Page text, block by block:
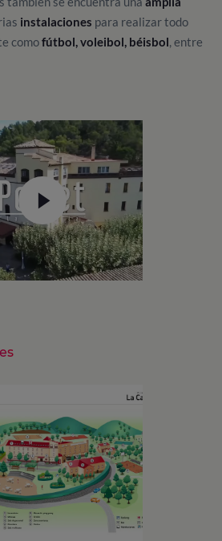
instalaciones para realizar todo
comofútbol, voleibol, béisbol, entre